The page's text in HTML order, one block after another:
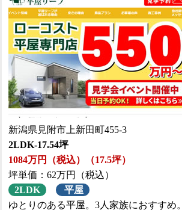
新潟県見附市上新田町455-3
2LDK-17.54坪
1084万円（税込）（17.5坪）
坪単価：62万円（税込）
2LDK
平屋
ゆとりのある平屋。3人家族におすすめ。